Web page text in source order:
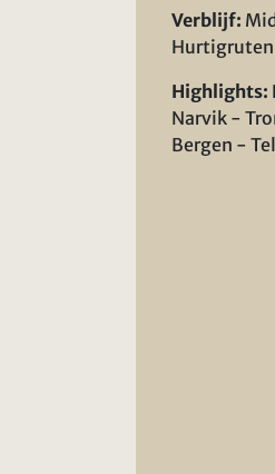
Verblijf:
Highlights:
Narvik -
Bergen -